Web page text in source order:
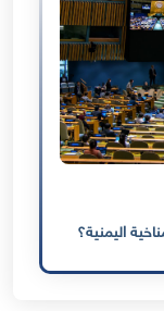
اليمنية؟